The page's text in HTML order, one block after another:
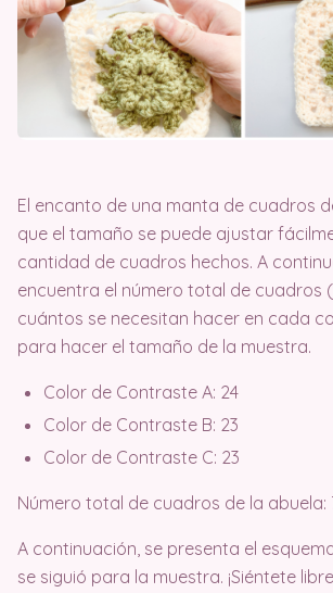
El encanto de una manta de cuadros
que el tamaño se puede ajustar
cantidad de cuadros hechos. A
encuentra el número total de cuadros
cuántos se necesitan hacer en cada
para hacer el tamaño de la muestra.
Color de Contraste A: 24
Color de Contraste B: 23
Color de Contraste C: 23
Número total de cuadros de la abuela:
A continuación, se presenta el
se siguió para la muestra. ¡Siéntete